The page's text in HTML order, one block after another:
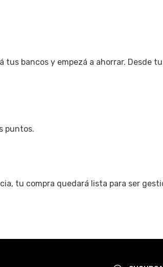
tus bancos y empezá a ahorrar. Desde
puntos.
tu compra quedará lista para ser